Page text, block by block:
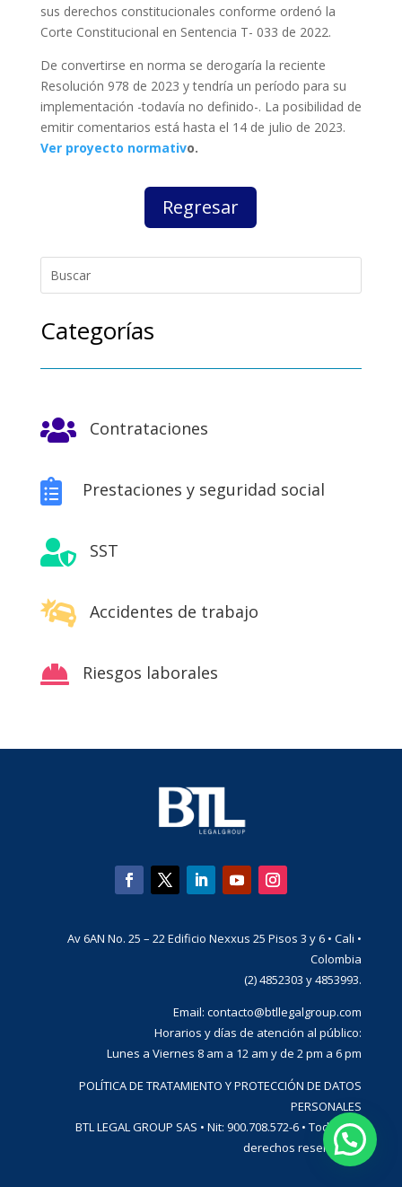
sus derechos constitucionales conforme ordenó la
Corte Constitucional en Sentencia T- 033 de 2022.
De convertirse en norma se derogaría la reciente
Resolución 978 de 2023 y tendría un período para su
implementación -todavía no definido-. La posibilidad de
emitir comentarios está hasta el 14 de julio de 2023.
Ver proyecto normativo.
Regresar
Categorías
 Contrataciones
 Prestaciones y seguridad social
 SST
 Accidentes de trabajo
 Riesgos laborales
Av 6AN No. 25 – 22 Edificio Nexxus 25 Pisos 3 y 6 • Cali •
Colombia
(2) 4852303 y 4853993.
Email: contacto@btllegalgroup.com
Horarios y días de atención al público:
Lunes a Viernes 8 am a 12 am y de 2 pm a 6 pm
POLÍTICA DE TRATAMIENTO Y PROTECCIÓN DE DATOS
PERSONALES
BTL LEGAL GROUP SAS • Nit: 900.708.572-6 • Todos los
derechos reservados